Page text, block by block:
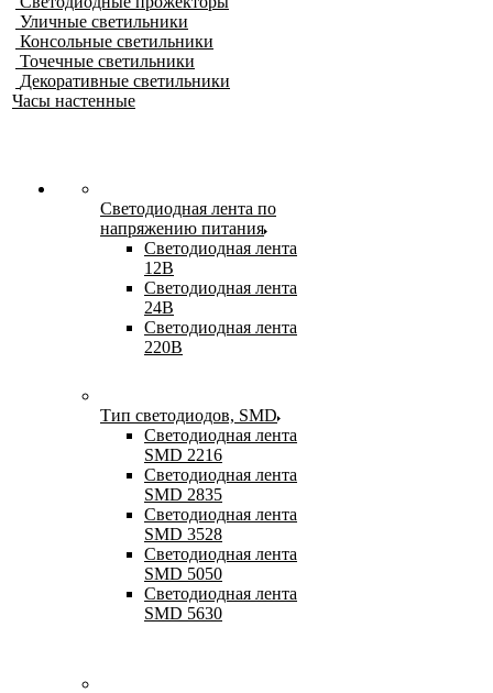
Уличные светильники
Консольные светильники
Точечные светильники
Декоративные светильники
Часы настенные
Светодиодная лента по
напряжению питания
Светодиодная лента
12В
Светодиодная лента
24В
Светодиодная лента
220В
Тип светодиодов, SMD
Cветодиодная лента
SMD 2216
Светодиодная лента
SMD 2835
Светодиодная лента
SMD 3528
Светодиодная лента
SMD 5050
Светодиодная лента
SMD 5630